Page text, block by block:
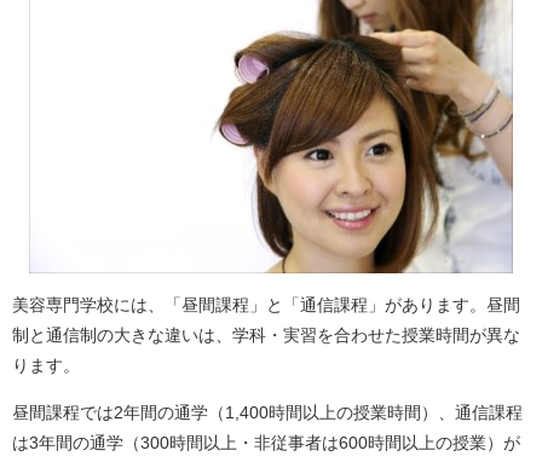
美容専門学校には、「昼間課程」と「通信課程」があります。 昼間
制と通信制の大きな違いは、学科・実習を合わせた授業時間が異な
ります。
昼間課程では2年間の通学（1,400時間以上の授業時間）、通信課程
は3年間の通学（300時間以上・非従事者は600時間以上の授業）が